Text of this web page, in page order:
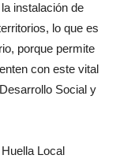
instalación de
lo que es
porque permite
con este vital
Social y
Local